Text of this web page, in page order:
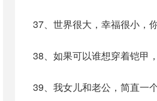
37、世界很大，幸福很小，
38、如果可以谁想穿着铠甲
39、我女儿和老公，简直一